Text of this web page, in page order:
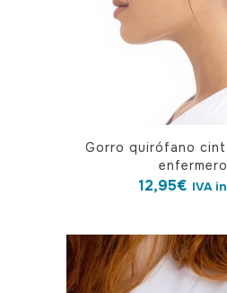
Gorro quirófano
12,95€ IVA